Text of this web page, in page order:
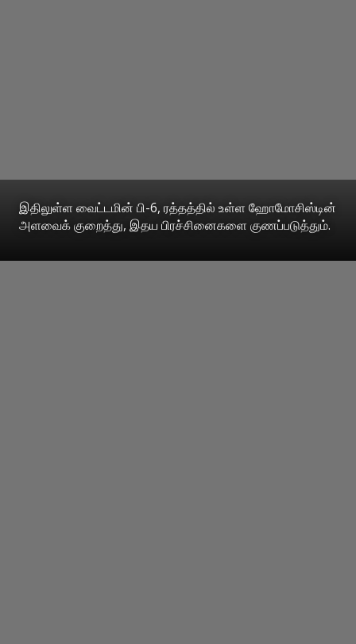
இதிலுள்ள வைட்டமின் பி-6, ரத்தத்தில் உள்ள ஹோமோசிஸ்டின்
அளவைக் குறைத்து, இதய பிரச்சினைகளை குணப்படுத்தும்.